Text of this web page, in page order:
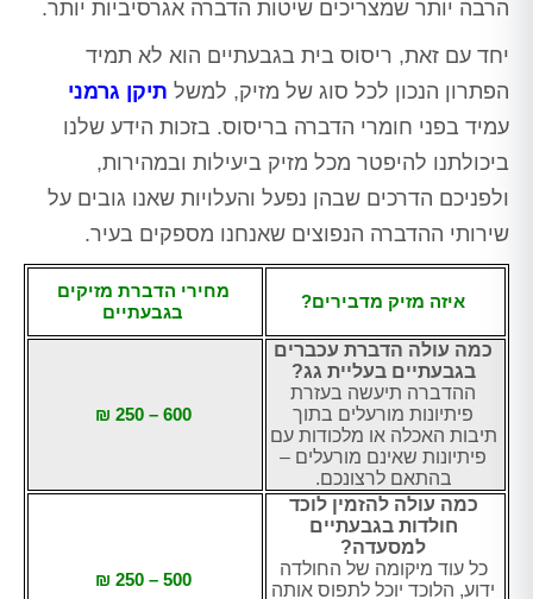
הרבה יותר שמצריכים שיטות הדברה אגרסיביות יותר.
יחד עם זאת, ריסוס בית בגבעתיים הוא לא תמיד
הפתרון הנכון לכל סוג של מזיק, למשל תיקן גרמני
עמיד בפני חומרי הדברה בריסוס. בזכות הידע שלנו
ביכולתנו להיפטר מכל מזיק ביעילות ובמהירות,
ולפניכם הדרכים שבהן נפעל והעלויות שאנו גובים על
שירותי ההדברה הנפוצים שאנחנו מספקים בעיר.
איזה מזיק מדבירים?
מחירי הדברת מזיקים
בגבעתיים
כמה עולה הדברת עכברים
בגבעתיים בעליית גג?
ההדברה תיעשה בעזרת
פיתיונות מורעלים בתוך
תיבות האכלה או מלכודות עם
פיתיונות שאינם מורעלים –
בהתאם לרצונכם.
600 – 250 ₪
כמה עולה להזמין לוכד
חולדות בגבעתיים
למסעדה?
כל עוד מיקומה של החולדה
ידוע, הלוכד יוכל לתפוס אותה
500 – 250 ₪